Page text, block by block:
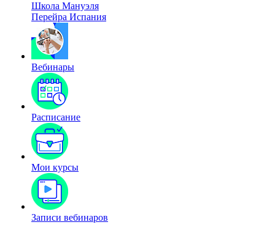
Школа Мануэля
Перейра Испания
Вебинары
Расписание
Мои курсы
Записи вебинаров